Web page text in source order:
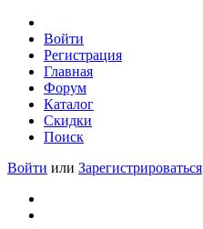
Войти
Регистрация
Главная
Форум
Каталог
Скидки
Поиск
Войти или Зарегистрироваться